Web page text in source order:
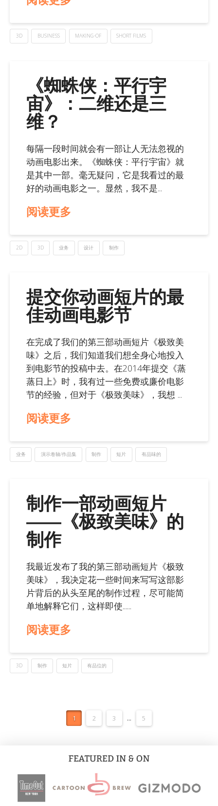
3D BUSINESS MAKING-OF SHORT FILMS
《蜘蛛侠：平行宇
宙》：二维还是三
维？
每隔一段时间就会有一部让人无法忽视的
动画电影出来。《蜘蛛侠：平行宇宙》就
是其中一部。毫无疑问，它是我看过的最
好的动画电影之一。显然，我不是...
阅读更多
2D 3D 业务 设计 制作
提交你动画短片的最
佳动画电影节
在完成了我们的第三部动画短片《极致美
味》之后，我们知道我们想全身心地投入
到电影节的投稿中去。在2014年提交《蒸
蒸日上》时，我有过一些免费或廉价电影
节的经验，但对于《极致美味》，我想 ...
阅读更多
业务 演示卷轴/作品集 制作 短片 有品味的
制作一部动画短片
——《极致美味》的
制作
我最近发布了我的第三部动画短片《极致
美味》，我决定花一些时间来写写这部影
片背后的从头至尾的制作过程，尽可能简
单地解释它们，这样即使......
阅读更多
3D 制作 短片 有品位的
1 2 3 ... 5